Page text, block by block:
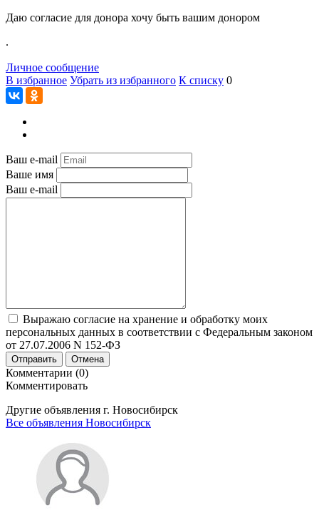
Даю согласие для донора хочу быть вашим донором
.
Личное сообщение
В избранное Убрать из избранного К списку 0
Ваш e-mail
Ваше имя
Ваш e-mail
Выражаю согласие на хранение и обработку моих
персональных данных в соответствии с Федеральным законом
от 27.07.2006 N 152-ФЗ
Отправить Отмена
Комментарии (0)
Комментировать
Другие объявления г. Новосибирск
Все объявления Новосибирск